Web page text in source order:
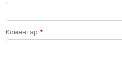
Коментар *